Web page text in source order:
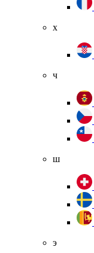
х
ч
ш
э